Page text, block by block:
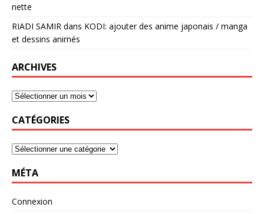
nette
RIADI SAMIR dans KODI: ajouter des anime japonais / manga
et dessins animés
ARCHIVES
CATÉGORIES
MÉTA
Connexion